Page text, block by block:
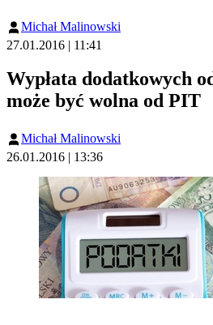
Michał Malinowski
27.01.2016 | 11:41
Wypłata dodatkowych
może być wolna od PIT
Michał Malinowski
26.01.2016 | 13:36